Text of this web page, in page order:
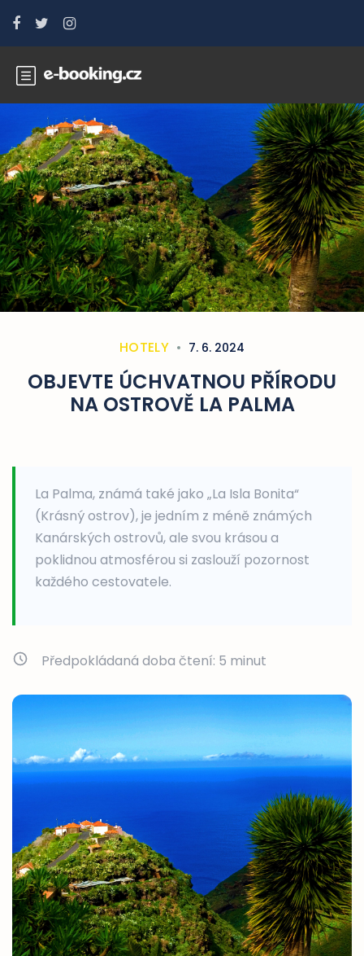
HOTELY 7. 6. 2024
OBJEVTE ÚCHVATNOU PŘÍRODU
NA OSTROVĚ LA PALMA
La Palma, známá také jako „La Isla Bonita“
(Krásný ostrov), je jedním z méně známých
Kanárských ostrovů, ale svou krásou a
poklidnou atmosférou si zaslouží pozornost
každého cestovatele.
Předpokládaná doba čtení: 5 minut